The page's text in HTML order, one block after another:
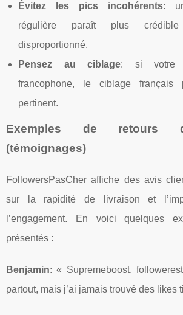
Évitez les pics incohérents:
régulière paraît plus
disproportionné.
Pensez au ciblage: si votre
francophone, le ciblage français
pertinent.
Exemples de retours
(témoignages)
FollowersPasCher affiche des avis
sur la rapidité de livraison et
l’engagement. En voici quelques
présentés :
Benjamin: « Supremeboost,
partout, mais j’ai jamais trouvé des likes